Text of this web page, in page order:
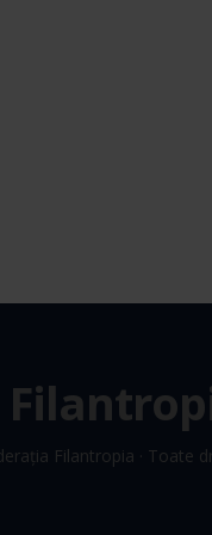
Filantropia · Toate